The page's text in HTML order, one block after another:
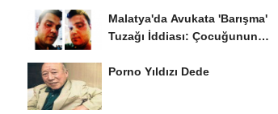
Malatya'da Avukata 'Barışma'
Tuzağı İddiası: Çocuğunun
Porno Yıldızı Dede